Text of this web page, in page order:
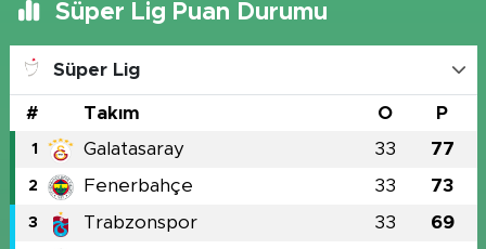
Süper Lig Puan Durumu
Süper Lig
# Takım O P
1 Galatasaray 33 77
2 Fenerbahçe 33 73
3 Trabzonspor 33 69